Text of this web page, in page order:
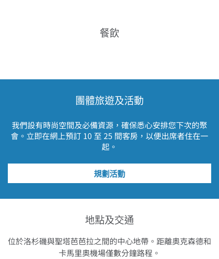
餐飲
團體旅遊及活動
我們設有時尚空間及必備資源，確保悉心安排您下次的聚
會。立即在網上預訂 10 至 25 間客房，以便出席者住在一
起。
規劃活動
地點及交通
位於洛杉磯與聖塔芭芭拉之間的中心地帶。距離奧克森德和
卡馬里奧機場僅數分鐘路程。